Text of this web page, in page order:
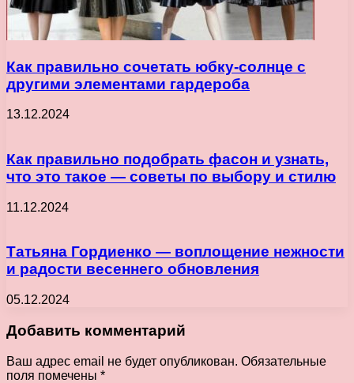
Как правильно сочетать юбку-солнце с
другими элементами гардероба
13.12.2024
Как правильно подобрать фасон и узнать,
что это такое — советы по выбору и стилю
11.12.2024
Татьяна Гордиенко — воплощение нежности
и радости весеннего обновления
05.12.2024
Добавить комментарий
Ваш адрес email не будет опубликован. Обязательные
поля помечены *